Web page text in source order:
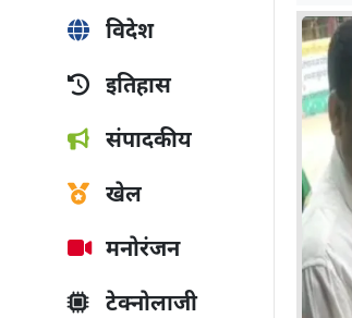
विदेश
इतिहास
संपादकीय
खेल
मनोरंजन
टेक्नोलाजी